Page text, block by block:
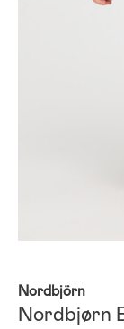
Nordbjörn
Nordbjørn